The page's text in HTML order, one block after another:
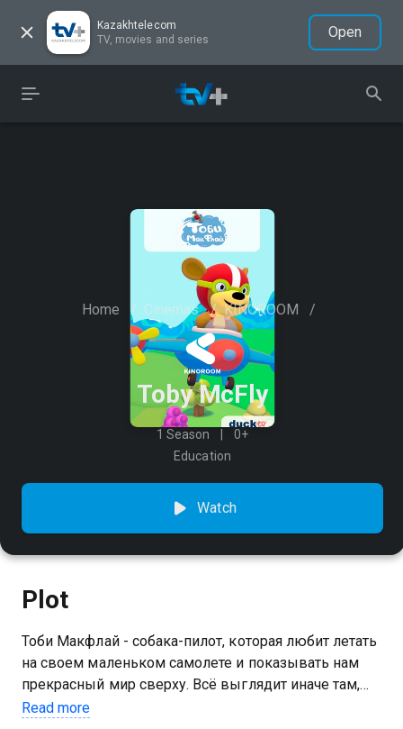
Kazakhtelecom
TV, movies and series
Open
Home / Cinemas / KINOROOM /
Toby McFly
1 Season
0+
Education
Watch
Plot
Тоби Макфлай - собака-пилот, которая любит летать
на своем маленьком самолете и показывать нам
прекрасный мир сверху. Всё выглядит иначе там,
наверху! Всё кажется таким маленьким! Затем Тоби
Read more